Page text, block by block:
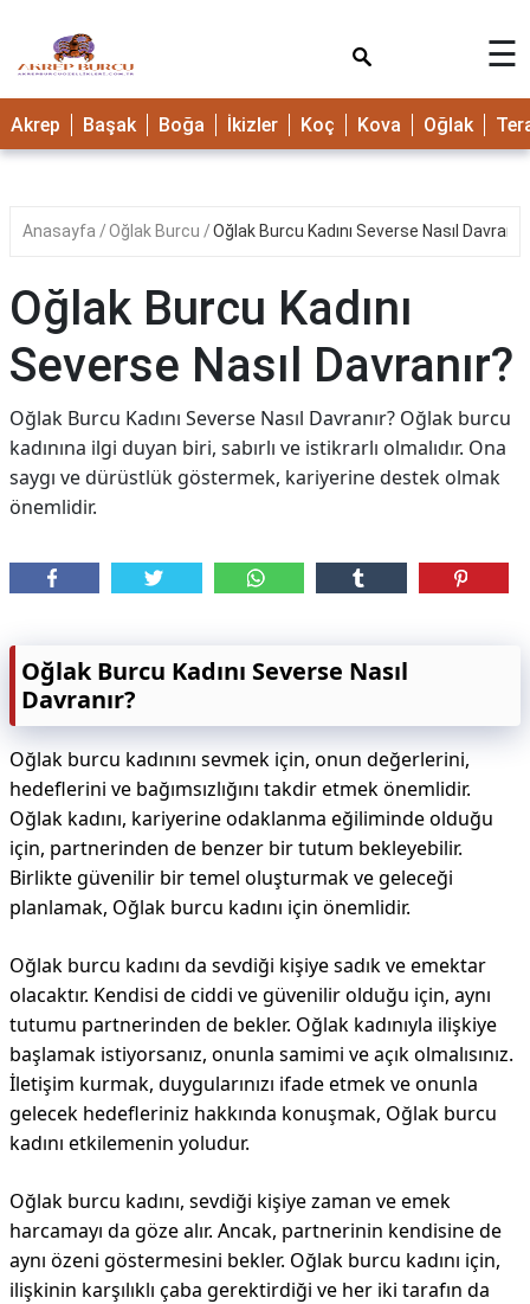
☰
Akrep Başak Boğa İkizler Koç Kova Oğlak
Anasayfa Oğlak Burcu Oğlak Burcu Kadını Severse Nasıl
Oğlak Burcu Kadını
Severse Nasıl Davranır?
Oğlak Burcu Kadını Severse Nasıl Davranır? Oğlak burcu
kadınına ilgi duyan biri, sabırlı ve istikrarlı olmalıdır. Ona
saygı ve dürüstlük göstermek, kariyerine destek olmak
önemlidir.
Oğlak Burcu Kadını Severse Nasıl
Davranır?
Oğlak burcu kadınını sevmek için, onun değerlerini,
hedeflerini ve bağımsızlığını takdir etmek önemlidir.
Oğlak kadını, kariyerine odaklanma eğiliminde olduğu
için, partnerinden de benzer bir tutum bekleyebilir.
Birlikte güvenilir bir temel oluşturmak ve geleceği
planlamak, Oğlak burcu kadını için önemlidir.
Oğlak burcu kadını da sevdiği kişiye sadık ve emektar
olacaktır. Kendisi de ciddi ve güvenilir olduğu için, aynı
tutumu partnerinden de bekler. Oğlak kadınıyla ilişkiye
başlamak istiyorsanız, onunla samimi ve açık olmalısınız.
İletişim kurmak, duygularınızı ifade etmek ve onunla
gelecek hedefleriniz hakkında konuşmak, Oğlak burcu
kadını etkilemenin yoludur.
Oğlak burcu kadını, sevdiği kişiye zaman ve emek
harcamayı da göze alır. Ancak, partnerinin kendisine de
aynı özeni göstermesini bekler. Oğlak burcu kadını için,
ilişkinin karşılıklı çaba gerektirdiği ve her iki tarafın da